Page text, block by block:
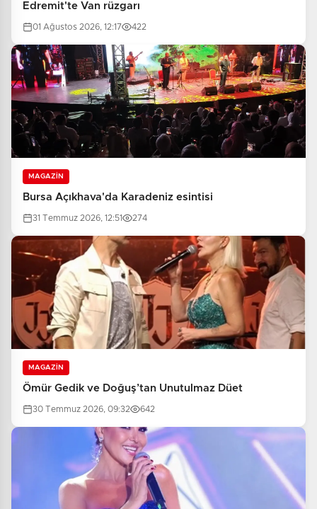
Edremit'te Van rüzgarı
01 Ağustos 2026, 12:17 422
MAGAZİN
Bursa Açıkhava'da Karadeniz esintisi
31 Temmuz 2026, 12:51 274
MAGAZİN
Ömür Gedik ve Doğuş’tan Unutulmaz Düet
30 Temmuz 2026, 09:32 642